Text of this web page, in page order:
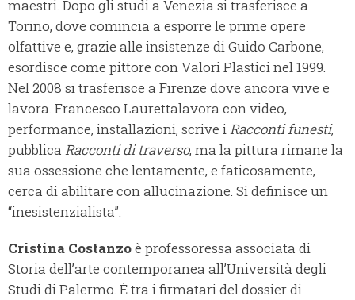
maestri. Dopo gli studi a Venezia si trasferisce a
Torino, dove comincia a esporre le prime opere
olfattive e, grazie alle insistenze di Guido Carbone,
esordisce come pittore con Valori Plastici nel 1999.
Nel 2008 si trasferisce a Firenze dove ancora vive e
lavora. Francesco Laurettalavora con video,
performance, installazioni, scrive iRacconti funesti,
pubblica Racconti di traverso, ma la pittura rimane la
sua ossessione che lentamente, e faticosamente,
cerca di abilitare con allucinazione. Si definisce un
“inesistenzialista”.
Cristina Costanzoè professoressa associata di
Storia dell’arte contemporanea all’Università degli
Studi di Palermo. È tra i firmatari del dossier di